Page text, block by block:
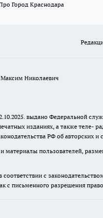
Город Краснодара
Николаевич
выдано Федеральной
изданиях, а также теле-
РФ об авторских и
материалы пользователей,
с
с письменного разрешения